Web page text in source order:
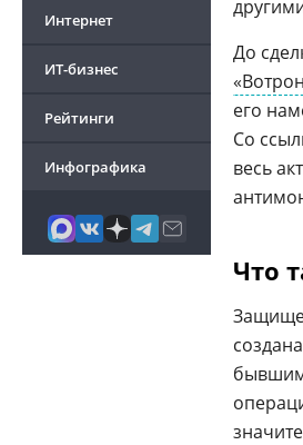
Интернет
ИТ-бизнес
Рейтинги
Инфографика
До
его
Со
весь
Что